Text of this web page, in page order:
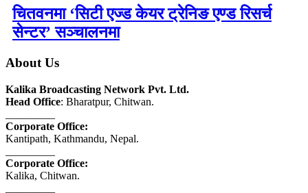
चितवनमा ‘सिटी एज्ड केयर ट्रेनिङ एण्ड रिसर्च
सेन्टर’ सञ्चालनमा
About Us
Kalika Broadcasting Network Pvt. Ltd.
Head Office: Bharatpur, Chitwan.
Corporate Office:
Kantipath, Kathmandu, Nepal.
Corporate Office:
Kalika, Chitwan.